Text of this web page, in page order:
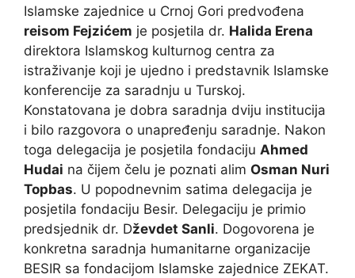
Islamske zajednice u Crnoj Gori predvođena
reisom Fejzićem je posjetila dr. Halida Erena
direktora Islamskog kulturnog centra za
istraživanje koji je ujedno i predstavnik Islamske
konferencije za saradnju u Turskoj.
Konstatovana je dobra saradnja dviju institucija
i bilo razgovora o unapređenju saradnje. Nakon
toga delegacija je posjetila fondaciju Ahmed
Hudai na čijem čelu je poznati alim Osman Nuri
Topbas. U popodnevnim satima delegacija je
posjetila fondaciju Besir. Delegaciju je primio
predsjednik dr. Dževdet Sanli. Dogovorena je
konkretna saradnja humanitarne organizacije
BESIR sa fondacijom Islamske zajednice ZEKAT.